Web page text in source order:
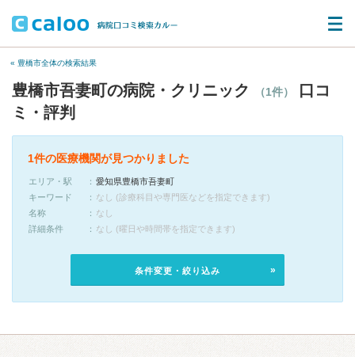
« 豊橋市全体の検索結果
豊橋市吾妻町の病院・クリニック （1件）
口コ
ミ・評判
1件の医療機関が見つかりました
エリア・駅
愛知県豊橋市吾妻町
キーワード
なし (診療科目や専門医などを指定できます)
名称
なし
詳細条件
なし (曜日や時間帯を指定できます)
条件変更・絞り込み